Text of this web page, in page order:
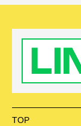
TOP